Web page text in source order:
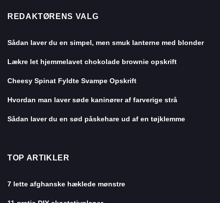
REDAKTØRENS VALG
Sådan laver du en simpel, men smuk lanterne med blonder
Lækre let hjemmelavet chokolade brownie opskrift
Cheesy Spinat Fyldte Svampe Opskrift
Hvordan man laver søde kaninører af farverige strå
Sådan laver du en sød påskehare ud af en tøjklemme
TOP ARTIKLER
7 lette afghanske hæklede mønstre